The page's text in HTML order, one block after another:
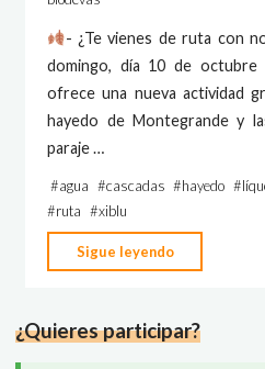
- ¿Te vienes de ruta con
domingo, día 10 de
ofrece una nueva actividad
hayedo de Montegrande y
paraje …
#agua #cascadas #hayedo #
#ruta #xiblu
Sigue leyendo
al
de
¿Quieres participar?